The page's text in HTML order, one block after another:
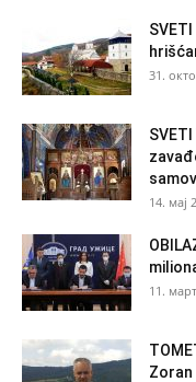
31.
14. мај
11.